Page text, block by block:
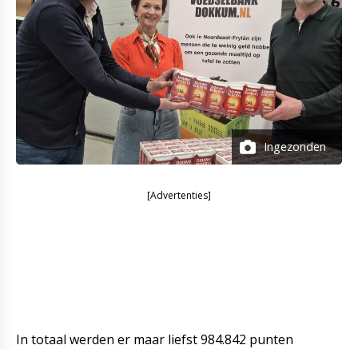
Ingezonden
[Advertenties]
In totaal werden er maar liefst 984.842 punten